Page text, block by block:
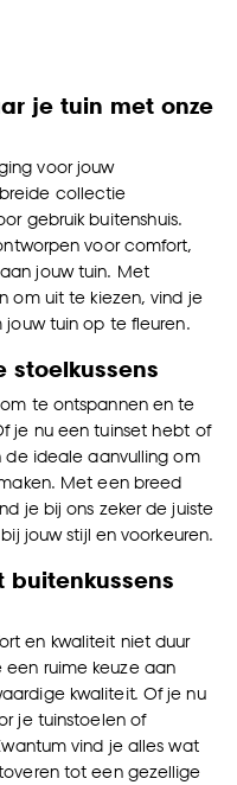
je tuin met onze
voor jouw
collectie
gebruik buitenshuis.
voor comfort,
jouw tuin. Met
om uit te kiezen, vind je
jouw tuin op te fleuren.
stoelkussens
te ontspannen en te
je nu een tuinset hebt of
de ideale aanvulling om
Met een breed
je bij ons zeker de juiste
jouw stijl en voorkeuren.
en kwaliteit niet duur
ruime keuze aan
kwaliteit. Of je nu
je tuinstoelen of
vind je alles wat
tot een gezellige